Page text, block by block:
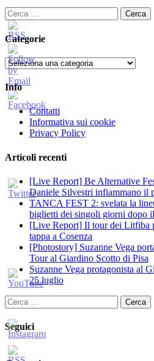
Ricerca
per:
Categorie
Categorie
Info
Contatti
Informativa sui cookie
Privacy Policy
Articoli recenti
[Live Report] Be Alternative
Daniele Silvestri infiammano il
TANCA FEST 2: svelata la
biglietti dei singoli giorni dopo
[Live Report] Il tour dei Litfiba
tappa a Cosenza
[Photostory] Suzanne Vega
Tour al Giardino Scotto di Pisa
Suzanne Vega protagonista al
25 luglio
Ricerca
per:
Seguici